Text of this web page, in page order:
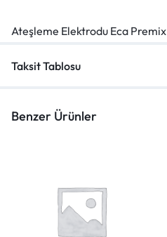
Ateşleme Elektrodu Eca Premix
Taksit Tablosu
Benzer Ürünler